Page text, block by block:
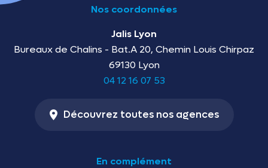
Nos coordonnées
Jalis Lyon
Bureaux de Chalins - Bat.A 20, Chemin Louis Chirpaz
69130 Lyon
04 12 16 07 53
Découvrez toutes nos agences
En complément